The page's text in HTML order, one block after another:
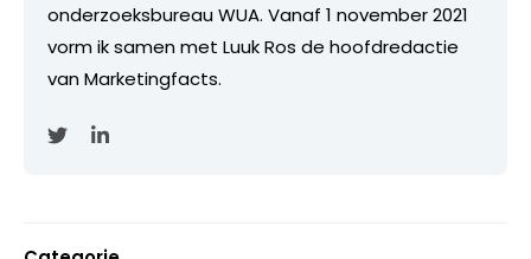
onderzoeksbureau WUA. Vanaf 1 november 2021
vorm ik samen met Luuk Ros de hoofdredactie
van Marketingfacts.